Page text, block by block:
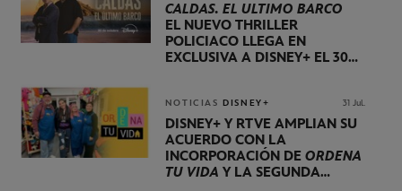
CALDAS. EL ÚLTIMO BARCO
EL NUEVO THRILLER
POLICIACO LLEGA EN
EXCLUSIVA A DISNEY+ EL 30
NOTICIAS DISNEY+ 31 Jul.
DISNEY+ Y RTVE AMPLÍAN SU
ACUERDO CON LA
INCORPORACIÓN DE ORDENA
TU VIDA Y LA SEGUNDA